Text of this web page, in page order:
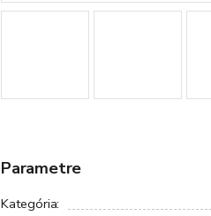
Parametre
Kategória: